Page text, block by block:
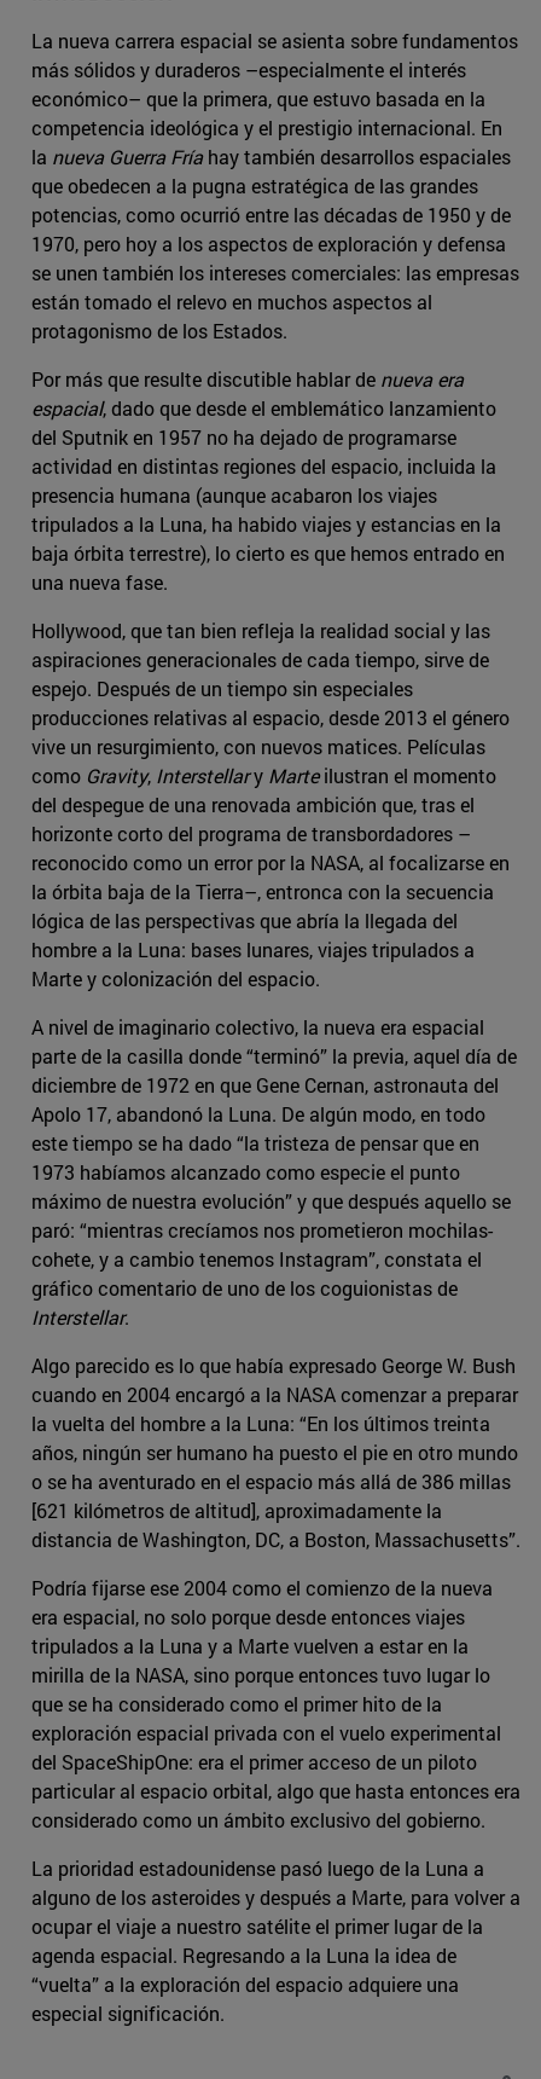
La nueva carrera espacial se asienta sobre fundamentos
más sólidos y duraderos –especialmente el interés
económico– que la primera, que estuvo basada en la
competencia ideológica y el prestigio internacional. En
la nueva Guerra Fríahay también desarrollos espaciales
que obedecen a la pugna estratégica de las grandes
potencias, como ocurrió entre las décadas de 1950 y de
1970, pero hoy a los aspectos de exploración y defensa
se unen también los intereses comerciales: las empresas
están tomado el relevo en muchos aspectos al
protagonismo de los Estados.
Por más que resulte discutible hablar de nueva era
espacial, dado que desde el emblemático lanzamiento
del Sputnik en 1957 no ha dejado de programarse
actividad en distintas regiones del espacio, incluida la
presencia humana (aunque acabaron los viajes
tripulados a la Luna, ha habido viajes y estancias en la
baja órbita terrestre), lo cierto es que hemos entrado en
una nueva fase.
Hollywood, que tan bien refleja la realidad social y las
aspiraciones generacionales de cada tiempo, sirve de
espejo. Después de un tiempo sin especiales
producciones relativas al espacio, desde 2013 el género
vive un resurgimiento, con nuevos matices. Películas
como Gravity, Interstellary Marteilustran el momento
del despegue de una renovada ambición que, tras el
horizonte corto del programa de transbordadores –
reconocido como un error por la NASA, al focalizarse en
la órbita baja de la Tierra–, entronca con la secuencia
lógica de las perspectivas que abría la llegada del
hombre a la Luna: bases lunares, viajes tripulados a
Marte y colonización del espacio.
A nivel de imaginario colectivo, la nueva era espacial
parte de la casilla donde “terminó” la previa, aquel día de
diciembre de 1972 en que Gene Cernan, astronauta del
Apolo 17, abandonó la Luna. De algún modo, en todo
este tiempo se ha dado “la tristeza de pensar que en
1973 habíamos alcanzado como especie el punto
máximo de nuestra evolución” y que después aquello se
paró: “mientras crecíamos nos prometieron mochilas-
cohete, y a cambio tenemos Instagram”, constata el
gráfico comentario de uno de los coguionistas de
Interstellar.
Algo parecido es lo que había expresado George W. Bush
cuando en 2004 encargó a la NASA comenzar a preparar
la vuelta del hombre a la Luna: “En los últimos treinta
años, ningún ser humano ha puesto el pie en otro mundo
o se ha aventurado en el espacio más allá de 386 millas
[621 kilómetros de altitud], aproximadamente la
distancia de Washington, DC, a Boston, Massachusetts”.
Podría fijarse ese 2004 como el comienzo de la nueva
era espacial, no solo porque desde entonces viajes
tripulados a la Luna y a Marte vuelven a estar en la
mirilla de la NASA, sino porque entonces tuvo lugar lo
que se ha considerado como el primer hito de la
exploración espacial privada con el vuelo experimental
del SpaceShipOne: era el primer acceso de un piloto
particular al espacio orbital, algo que hasta entonces era
considerado como un ámbito exclusivo del gobierno.
La prioridad estadounidense pasó luego de la Luna a
alguno de los asteroides y después a Marte, para volver a
ocupar el viaje a nuestro satélite el primer lugar de la
agenda espacial. Regresando a la Luna la idea de
“vuelta” a la exploración del espacio adquiere una
especial significación.